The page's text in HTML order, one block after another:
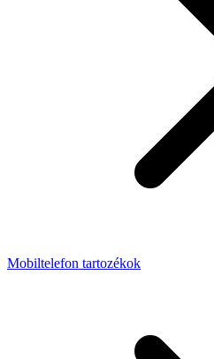
Mobiltelefon tartozékok